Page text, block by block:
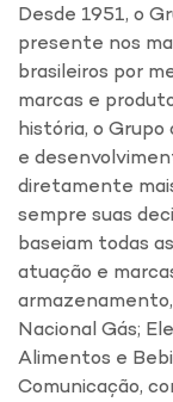
Desde 1951, o
presente nos
brasileiros por
marcas e
história, o
e
diretamente
sempre suas
baseiam todas
atuação e
Nacional Gás;
Alimentos e
Comunicação,